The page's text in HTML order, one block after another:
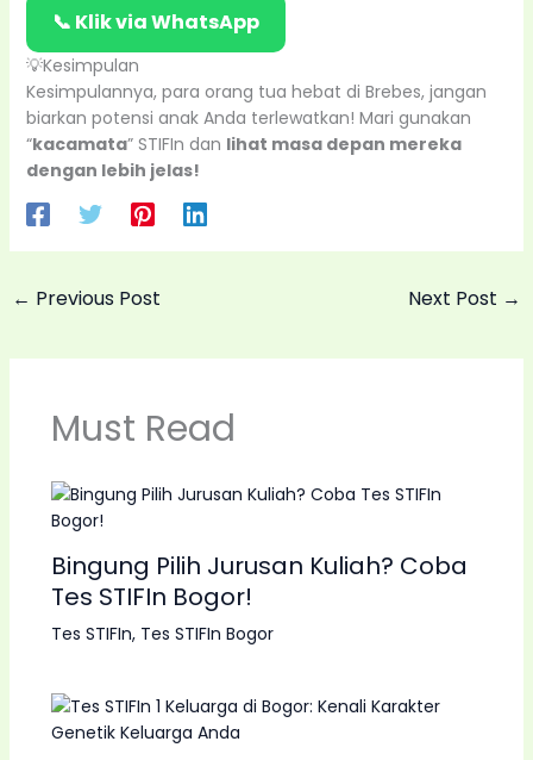
📞 Klik via WhatsApp
💡Kesimpulan
Kesimpulannya, para orang tua hebat di Brebes, jangan
biarkan potensi anak Anda terlewatkan! Mari gunakan
“kacamata” STIFIn dan lihat masa depan mereka
dengan lebih jelas!
← Previous Post Next Post →
Must Read
Bingung Pilih Jurusan Kuliah? Coba
Tes STIFIn Bogor!
Tes STIFIn, Tes STIFIn Bogor